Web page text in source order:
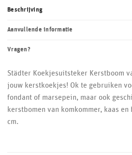
Beschrijving
Aanvullende informatie
Vragen?
Städter Koekjesuitsteker Kerstboom
jouw kerstkoekjes! Ok te gebruiken
fondant of marsepein, maar ook
kerstbomen van komkommer, kaas
cm.